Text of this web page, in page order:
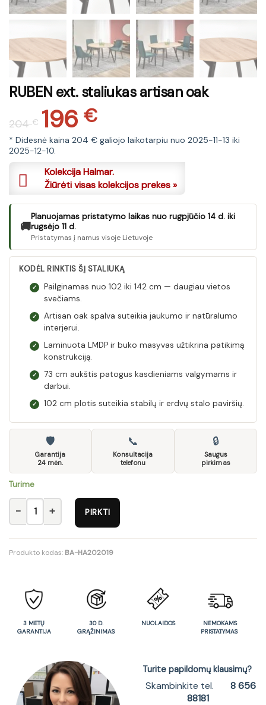
RUBEN ext. staliukas artisan oak
204€
Original
price
was:
204 €.
196€
Current
price
is:
196 €.
* Didesnė kaina 204 € galiojo laikotarpiu nuo 2025-11-13 iki
2025-12-10.
Kolekcija Halmar.
Žiūrėti visas kolekcijos prekes »
🚚
Planuojamas pristatymo laikas nuo rugpjūčio 14 d. iki
rugsėjo 11 d.
Pristatymas į namus visoje Lietuvoje
KODĖL RINKTIS ŠĮ STALIUKĄ
✓
Pailginamas nuo 102 iki 142 cm — daugiau vietos
svečiams.
✓
Artisan oak spalva suteikia jaukumo ir natūralumo
interjerui.
✓
Laminuota LMDP ir buko masyvas užtikrina patikimą
konstrukciją.
✓
73 cm aukštis patogus kasdieniams valgymams ir
darbui.
✓ 102 cm plotis suteikia stabilų ir erdvų stalo paviršių.
🛡
Garantija
24 mėn.
📞
Konsultacija
telefonu
🔒
Saugus
pirkimas
Turime
produkto kiekis: RUBEN ext. staliukas artisan oak
PIRKTI
Produkto kodas: BA-HA202019
3 METŲ
GARANTIJA
30 D.
GRĄŽINIMAS
NUOLAIDOS
NEMOKAMS
PRISTATYMAS
Turite papildomų klausimų?
Skambinkite tel.
8 656
88181